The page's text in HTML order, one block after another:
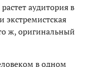
аудитория в
экстремистская
ж, оригинальный
в одном